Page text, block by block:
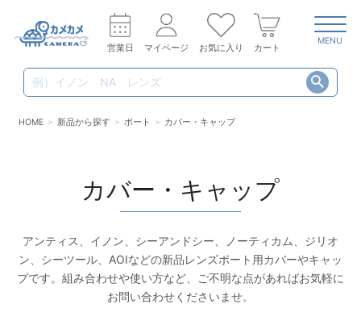
営業日 マイページ お気に入り カート
MENU
HOME 新品から探す ポート カバー・キャップ
カバー・キャップ
アンティス、イノン、シーアンドシー、ノーティカム、ジリオ
ン、シーツール、AOIなどの新品レンズポート用カバーやキャッ
プです。組み合わせや使い方など、ご不明な点があればお気軽に
お問い合わせくださいませ。